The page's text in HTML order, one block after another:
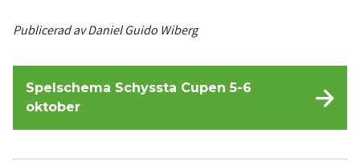
Publicerad av Daniel Guido Wiberg
Spelschema Schyssta Cupen 5-6
oktober